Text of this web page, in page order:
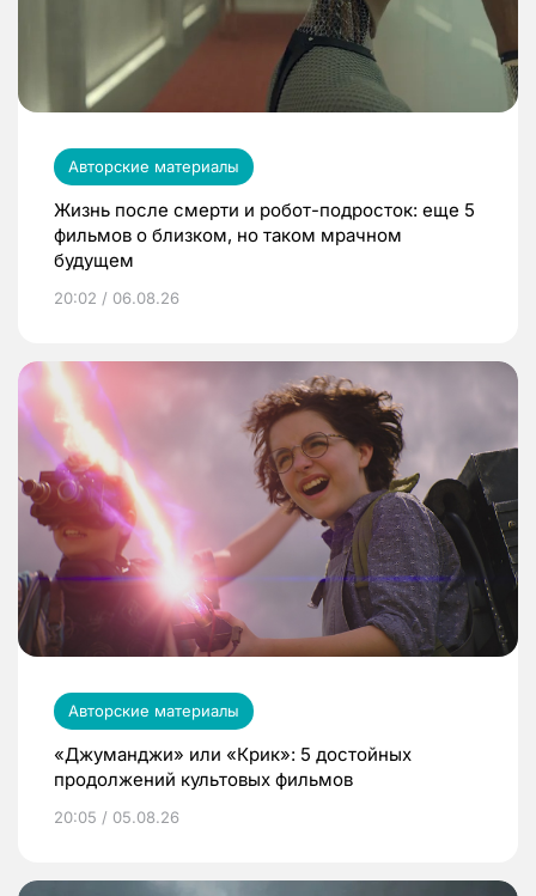
Авторские материалы
Жизнь после смерти и робот-подросток: еще 5
фильмов о близком, но таком мрачном
будущем
20:02 / 06.08.26
Авторские материалы
«Джуманджи» или «Крик»: 5 достойных
продолжений культовых фильмов
20:05 / 05.08.26